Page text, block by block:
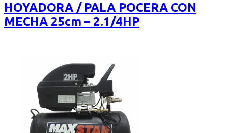
HOYADORA / PALA POCERA CON
MECHA 25cm – 2.1/4HP